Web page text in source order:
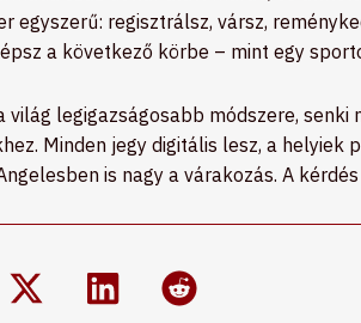
egyszerű: regisztrálsz, vársz,
a következő körbe – mint egy
világ legigazságosabb módszere,
Minden jegy digitális lesz, a
is nagy a várakozás. A